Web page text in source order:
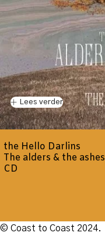
Lees verder
the Hello Darlins
The alders & the ashes
CD
© Coast to Coast 2024.